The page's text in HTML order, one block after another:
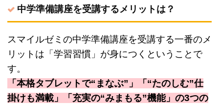
中学準備講座を受講するメリットは？
スマイルゼミの中学準備講座を受講する一番のメ
リットは「学習習慣」が身につくということで
す。
「本格タブレットで“まなぶ”」「“たのしむ”仕
掛けも満載」「充実の“みまもる”機能」の3つの